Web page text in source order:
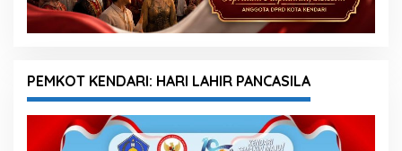
PEMKOT KENDARI: HARI LAHIR PANCASILA